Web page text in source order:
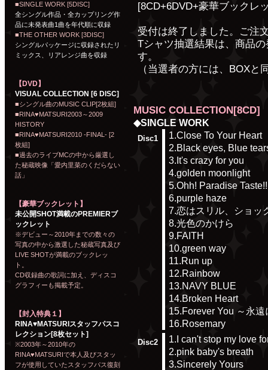
■SINGLE WORK [5DISC]
全シングル作品・全カップリング作
品に未発表曲1曲を年代順に収録
■THE OTHER WORK [3DISC]
シングルパッケージに収録されたリ
ミックス、リアレンジ曲を収録
【DVD】
VISUAL COLLECTION [6 DISC]
■シングル曲のMUSIC CLIP[2枚組]
■RINA♥MATSURI2003～2009
HISTORY
■RINA♥MATSURI2010 -FINAL- [2
枚組]
■過去のライブMCの中から厳選し
た秘蔵映像「愛内里菜のくだらない
話」
【豪華ブックレット】
未公開SHOT満載のPREMIERブ
ックレット
※デビュー～2010年までの数々の
写真の中から激選した秘蔵写真及び
LIVE SHOTが満載のブックレッ
ト。
CD収録曲の歌詞に加え、ディスコ
グラフィーも掲載予定。
【封入特典１】
RINA♥MATSURIスタッフパスコ
レクション[8枚セット]
※2003年～2010年の
RINA♥MATSURIで本人及びスタッ
フが使用していたスタッフパス復刻
[8CD+6DVD+豪華ブックレ
受付は終了しました。ご注
Tシャツ抽選結果は、商品
す。
（当選者の方には、BOXと
MUSIC COLLECTION[8CD]
◆SINGLE WORK
Disc1
1.Close To Your Heart
2.Black eyes, Blue
3.It's crazy for you
4.golden moonlight
5.Ohh! Paradise Taste!!
6.purple haze
7.恋はスリル、ショッ
8.光色のかけら
9.FAITH
10.green way
11.Run up
12.Rainbow
13.NAVY BLUE
14.Broken Heart
15.Forever You ～永遠
16.Rosemary
Disc2
1.I can't stop my love
2.pink baby's breath
3.Sincerely Yours